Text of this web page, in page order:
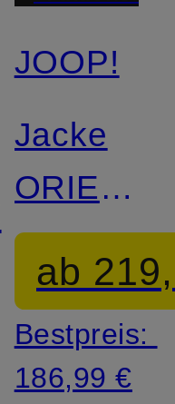
JOOP!
Jacke
ORIELLA
aus
Satin
ab
Bestpreis:
186,99 €